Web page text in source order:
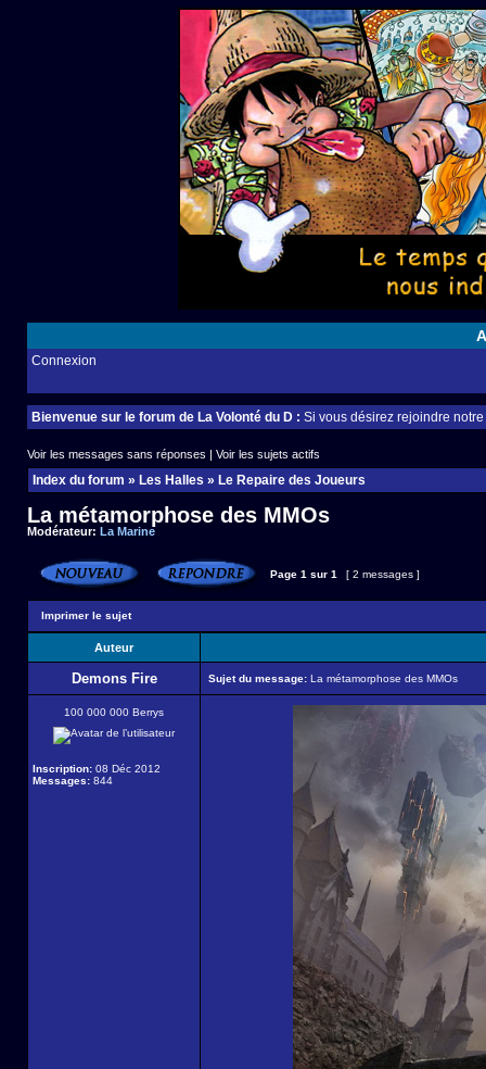
Connexion
Bienvenue sur le forum de La Volonté du D : Si vous désirez rejoindre
Voir les messages sans réponses | Voir les sujets actifs
Index du forum » Les Halles » Le Repaire des Joueurs
La métamorphose des MMOs
Modérateur: La Marine
Page 1 sur 1 [ 2 messages ]
Imprimer le sujet
Auteur
Demons Fire Sujet du message: La métamorphose des MMOs
100 000 000 Berrys
Inscription: 08 Déc 2012
Messages: 844